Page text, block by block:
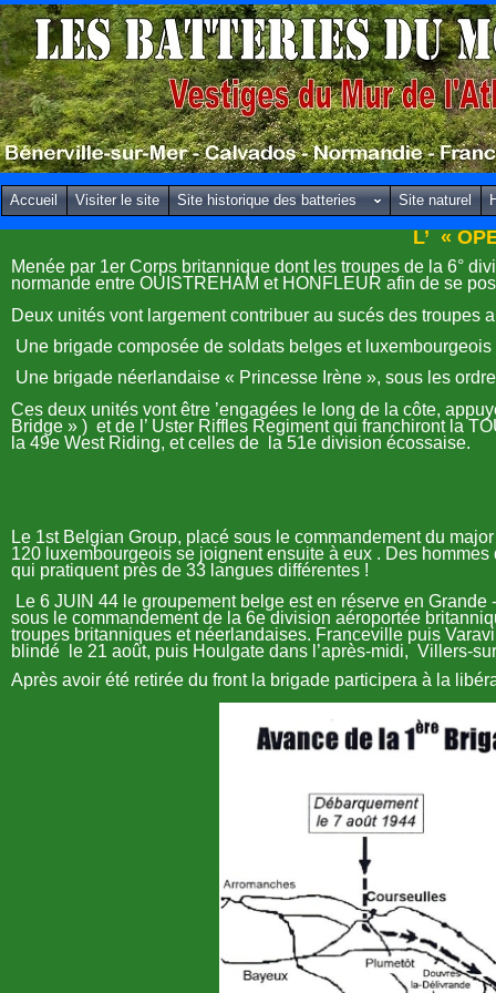
Accueil Visiter le site Site historique des batteries Site naturel
L’ «
Menée par 1er Corps britannique dont les troupes de la 6°
normande entre OUISTREHAM et HONFLEUR afin de se
Deux unités vont largement contribuer au sucés des troupes
Une brigade composée de soldats belges et
Une brigade néerlandaise « Princesse Irène », sous les
Ces deux unités vont être ’engagées le long de la côte,
Bridge » ) et de l’ Uster Riffles Regiment qui franchiront la
la 49e West Riding, et celles de
la 51e division écossaise.
Le 1st Belgian Group, placé sous le commandement du
120 luxembourgeois se joignent ensuite à eux . Des
qui pratiquent près de 33 langues différentes !
Le 6 JUIN 44 le groupement belge est en réserve en Grande
sous le commandement de la 6e division aéroportée
troupes britanniques et néerlandaises. Franceville puis
blindé
le 21 août, puis Houlgate dans l’après-midi, Villers-
Après avoir été retirée du front la brigade participera à la